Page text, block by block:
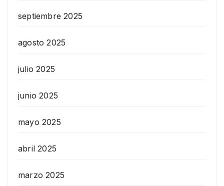
septiembre 2025
agosto 2025
julio 2025
junio 2025
mayo 2025
abril 2025
marzo 2025